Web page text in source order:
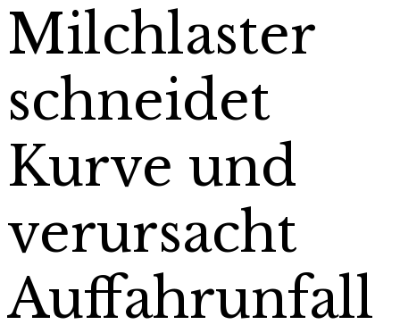
Milchlaster
schneidet
Kurve und
verursacht
Auffahrunfall